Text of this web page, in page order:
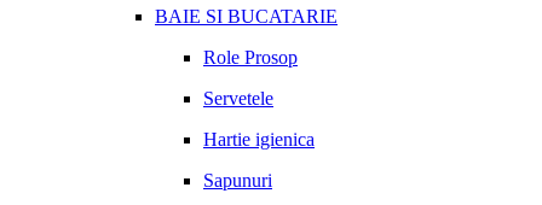
BAIE SI BUCATARIE
Role Prosop
Servetele
Hartie igienica
Sapunuri